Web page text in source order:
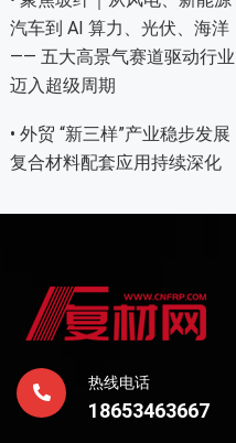
汽车到 AI 算力、光伏、海洋
—— 五大高景气赛道驱动行业
迈入超级周期
• 外贸 “新三样”产业稳步发展
复合材料配套应用持续深化
热线电话
18653463667